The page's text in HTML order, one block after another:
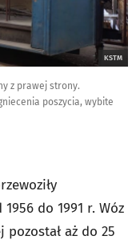
KSTM
z prawej strony.
poszycia, wybite
do 1991 r. Wóz
aż do 25